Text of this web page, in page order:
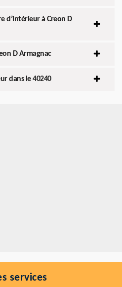
d’intérieur à Creon D
D Armagnac
dans le 40240
services